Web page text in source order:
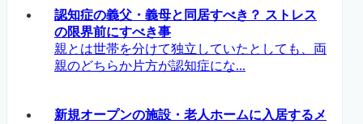
認知症の義父・義母と同居すべき？ ストレス
の限界前にすべき事
親とは世帯を分けて独立していたとしても、両
親のどちらか片方が認知症にな...
新規オープンの施設・老人ホームに入居するメ